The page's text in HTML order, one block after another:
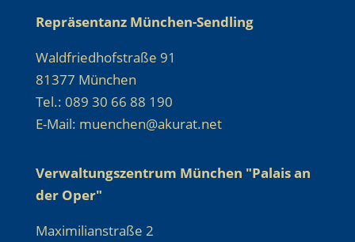
Repräsentanz München-Sendling
Waldfriedhofstraße 91
81377 München
Tel.: 089 30 66 88 190
E-Mail: muenchen@akurat.net
Verwaltungszentrum München "Palais an
der Oper"
Maximilianstraße 2